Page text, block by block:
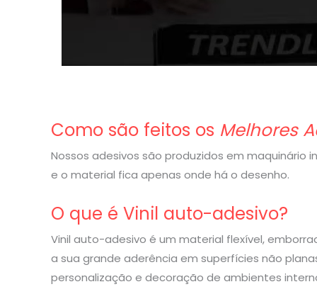
Como são feitos os Melhores
Nossos adesivos são produzidos em maquinário
e o material fica apenas onde há o desenho.
O que é Vinil auto-adesivo?
Vinil auto-adesivo é um material flexível,
a sua grande aderência em superfícies não
personalização e decoração de ambientes